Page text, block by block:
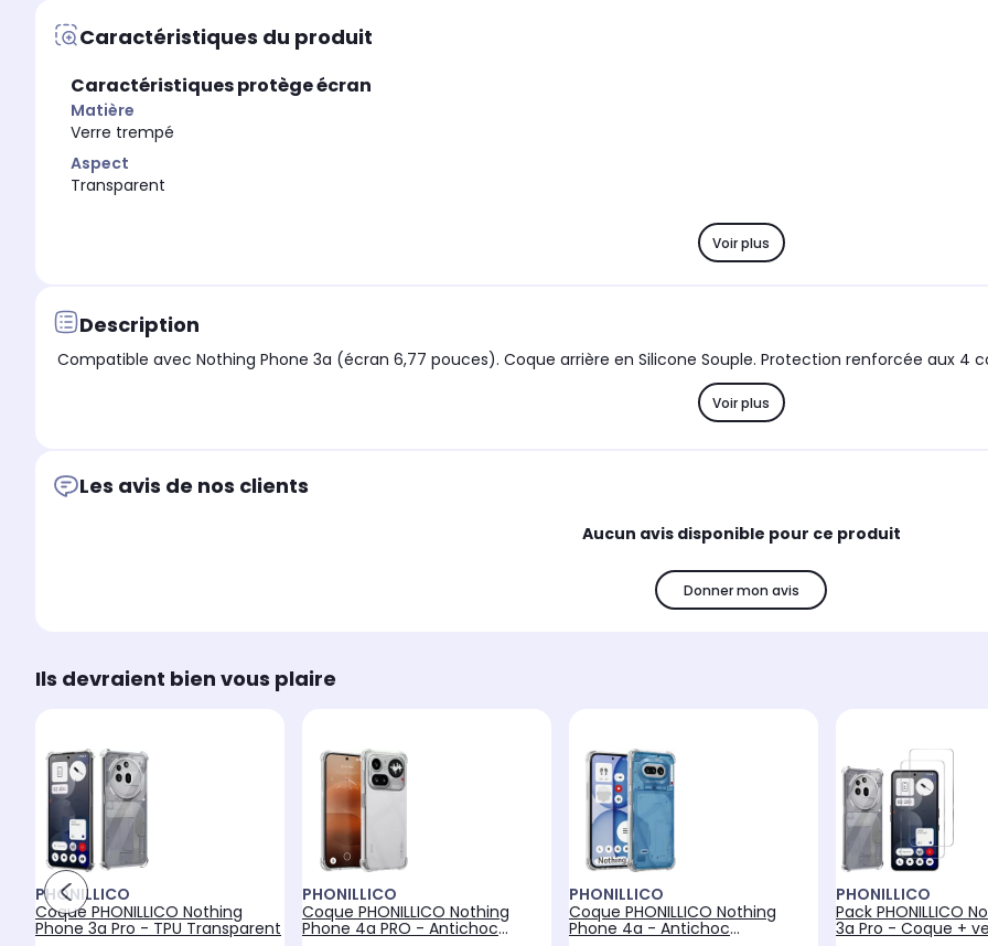
Modèle compatible 1
Nothing Phone (3a)
Coloris extérieur
Transparent
Modèle compatible 1
Coloris extérieur
Caractéristiques du produit
Caractéristiques protège écran
Matière
Verre trempé
Aspect
Transparent
Voir plus
Description
Compatible avec Nothing Phone 3a (écran 6,77 pouces). Coque arrière en Silicone Souple. Protection renforcée aux 4
Voir plus
Les avis de nos clients
Aucun avis disponible pour ce produit
Donner mon avis
Ils devraient bien vous plaire
PHONILLICO
Coque PHONILLICO Nothing
Phone 3a Pro - TPU Transparent
PHONILLICO
Coque PHONILLICO Nothing
Phone 4a PRO - Antichoc
PHONILLICO
Coque PHONILLICO Nothing
Phone 4a - Antichoc
PHONILLICO
Pack PHONILLICO
3a Pro - Coque +